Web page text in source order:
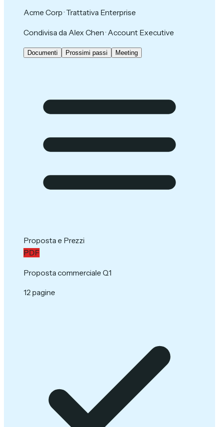
Acme Corp · Trattativa Enterprise
Condivisa da Alex Chen · Account Executive
Documenti Prossimi passi Meeting
Proposta e Prezzi
PDF
Proposta commerciale Q1
12 pagine